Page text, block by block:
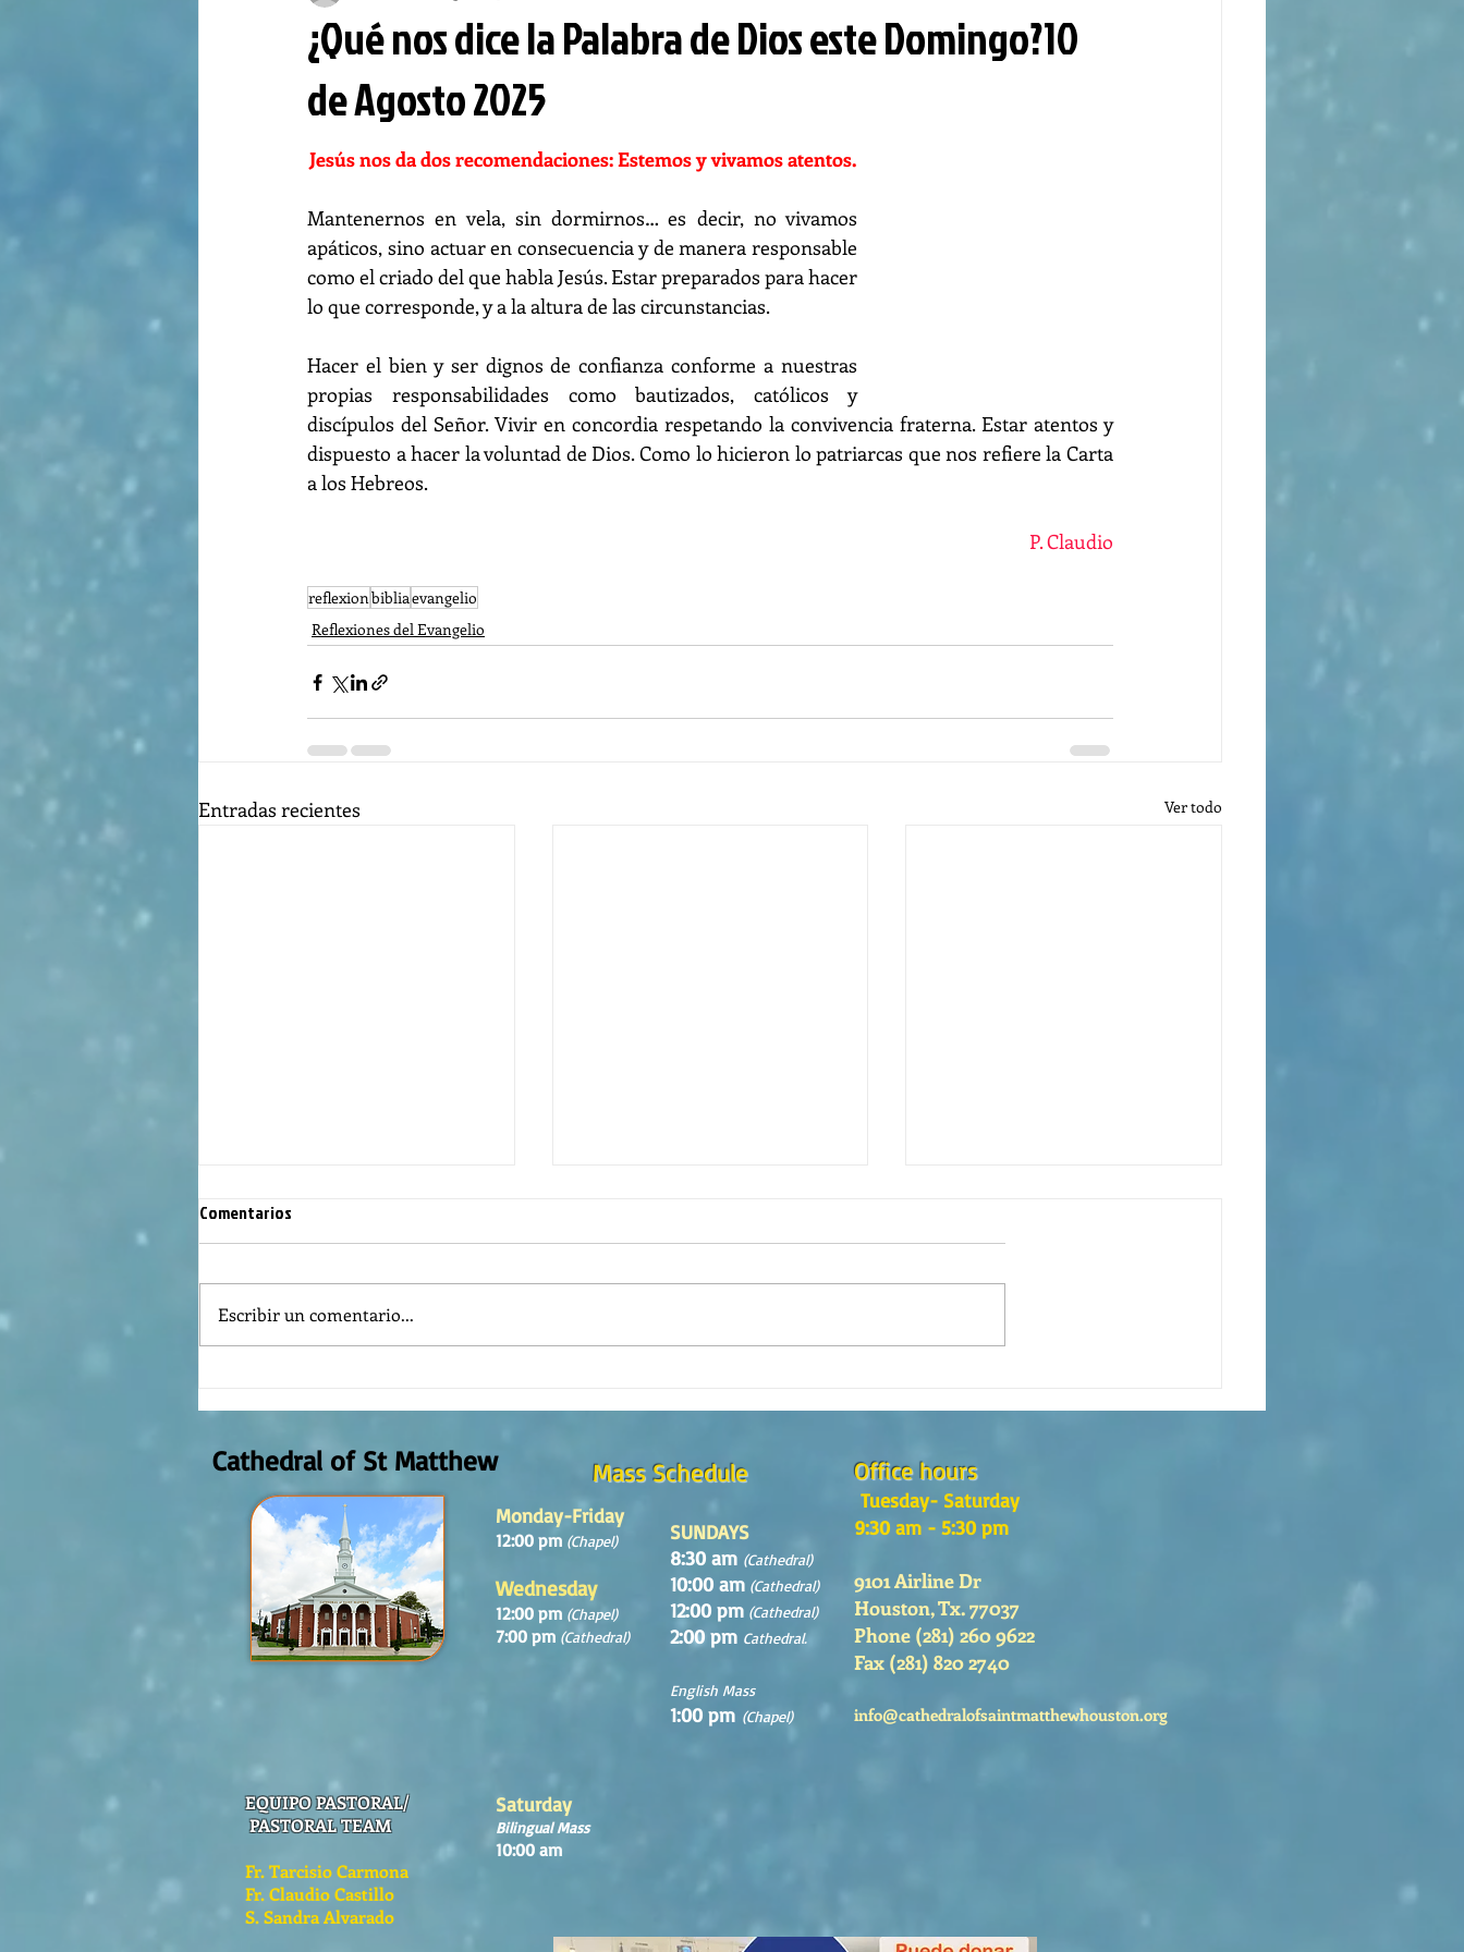
¿Qué nos dice la Palabra de Dios este Domingo?10
de Agosto 2025
Jesús nos da dos recomendaciones: Estemos y vivamos atentos.
Mantenernos en vela, sin dormirnos… es decir, no vivamos
apáticos, sino actuar en consecuencia y de manera responsable
como el criado del que habla Jesús. Estar preparados para hacer
lo que corresponde, y a la altura de las circunstancias.
Hacer el bien y ser dignos de confianza conforme a nuestras
propias responsabilidades como bautizados, católicos y
discípulos del Señor. Vivir en concordia respetando la convivencia fraterna. Estar atentos y
dispuesto a hacer la voluntad de Dios. Como lo hicieron lo patriarcas que nos refiere la Carta
a los Hebreos.
P. Claudio
reflexionbibliaevangelio
Reflexiones del Evangelio
Entradas recientes Ver todo
AUGUST 2nd, 2026
Domingo 2 de Agosto 2026
Domingo 26 de Julio, 2026
Comentarios
Escribir un comentario...
Cathedral of St Matthew Mass Schedule
Monday-Friday
12:00 pm (Chapel)
Wednesday
12:00 pm (Chapel)
7:00 pm (Cathedral)
SUNDAYS
8:30 am (Cathedral)
10:00 am (Cathedral)
12:00 pm (Cathedral)
2:00 pm Cathedral.
English Mass
1:00 pm (Chapel)
Office hours
Tuesday- Saturday
9:30 am - 5:30 pm
9101 Airline Dr
Houston, Tx. 77037
Phone (281) 260 9622
Fax (281) 820 2740
info@cathedralofsaintmatthewhouston.org
EQUIPO PASTORAL/
PASTORAL TEAM
Fr. Tarcisio Carmona
Fr. Claudio Castillo
S. Sandra Alvarado
Saturday
Bilingual Mass
10:00 am